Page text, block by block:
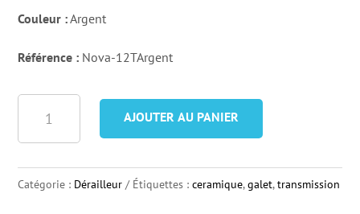
Couleur :Argent
Référence : Nova-12TArgent
Ceramique
AJOUTER AU PANIER
Catégorie : Dérailleur Étiquettes :ceramique,galet,transmission